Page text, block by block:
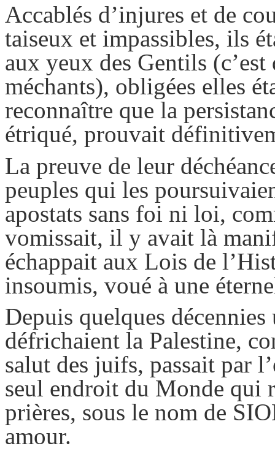
Accablés d’injures et de
taiseux et impassibles, ils
aux yeux des Gentils
méchants), obligées elles
reconnaître que la
étriqué, prouvait
La preuve de leur
peuples qui les
apostats sans foi ni loi,
vomissait, il y avait là
échappait aux Lois de
insoumis, voué à une
Depuis quelques
défrichaient la Palestine,
salut des juifs, passait par
seul endroit du Monde qui
prières, sous le nom de
amour.